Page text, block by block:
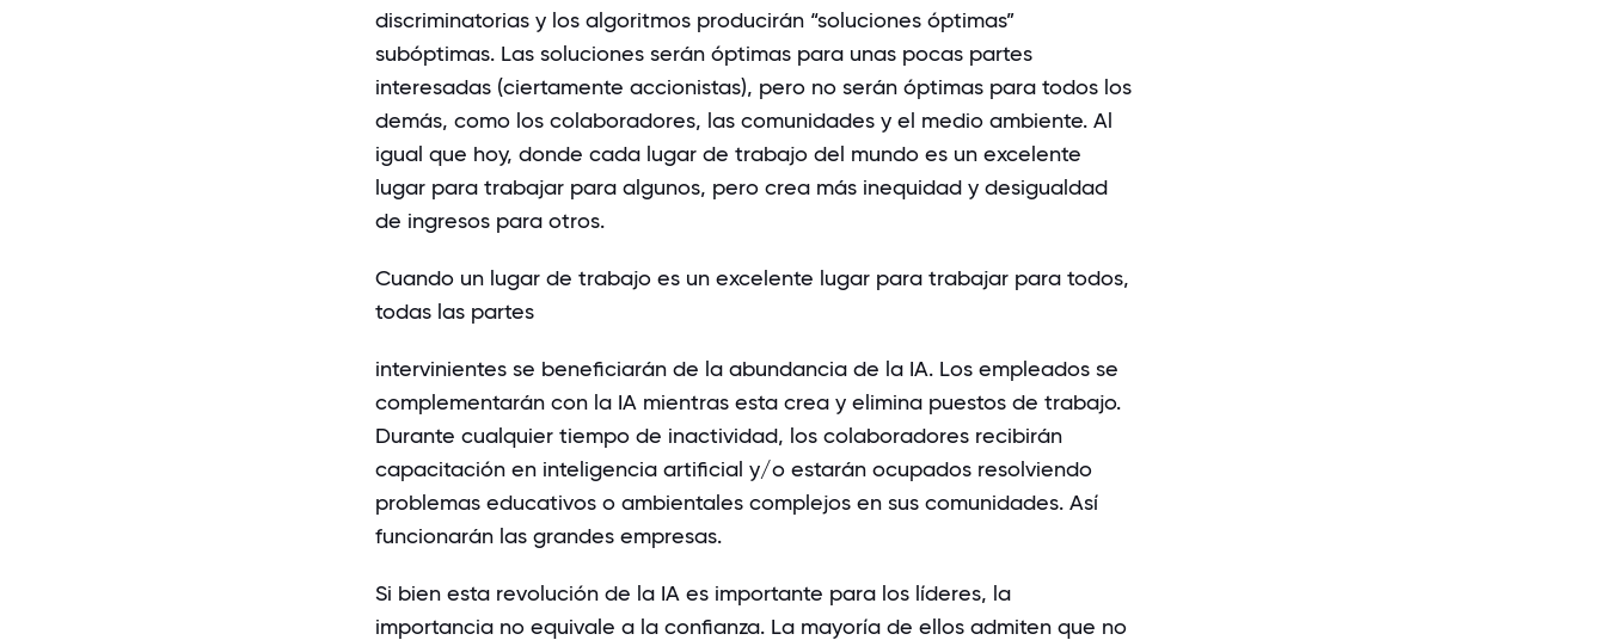
discriminatorias y los algoritmos producirán “soluciones óptimas”
subóptimas. Las soluciones serán óptimas para unas pocas partes
interesadas (ciertamente accionistas), pero no serán óptimas para todos los
demás, como los colaboradores, las comunidades y el medio ambiente. Al
igual que hoy, donde cada lugar de trabajo del mundo es un excelente
lugar para trabajar para algunos, pero crea más inequidad y desigualdad
de ingresos para otros.
Cuando un lugar de trabajo es un excelente lugar para trabajar para todos,
todas las partes
intervinientes se beneficiarán de la abundancia de la IA. Los empleados se
complementarán con la IA mientras esta crea y elimina puestos de trabajo.
Durante cualquier tiempo de inactividad, los colaboradores recibirán
capacitación en inteligencia artificial y/o estarán ocupados resolviendo
problemas educativos o ambientales complejos en sus comunidades. Así
funcionarán las grandes empresas.
Si bien esta revolución de la IA es importante para los líderes, la
importancia no equivale a la confianza. La mayoría de ellos admiten que no